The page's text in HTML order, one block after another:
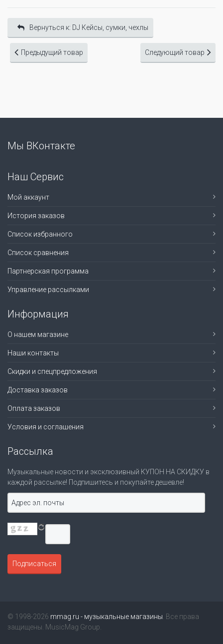
Вернуться к: DJ Кейсы, сумки, чехлы
Предыдущий товар Следующий товар
Мы ВКонтакте
Наш Сервис
Мой аккаунт
История заказов
Список избранного
Список сравнения
Партнерская программа
Управление рассылками
Информация
О нашем магазине
Наши контакты
Скидки и спецпредложения
Доставка заказов
Оплата заказов
Условия и соглашения
Рассылка
Музыкальные новости и эксклюзивный КУПОН НА СКИДКУ в
каждой рассылке! Подпишитесь и покупайте дешевле!
© 1998-2026 mmag.ru - музыкальные магазины . Все права
защищены. MusicMag Group.